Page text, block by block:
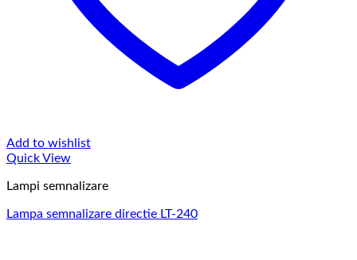
Add to wishlist
Quick View
Lampi semnalizare
Lampa semnalizare directie LT-240